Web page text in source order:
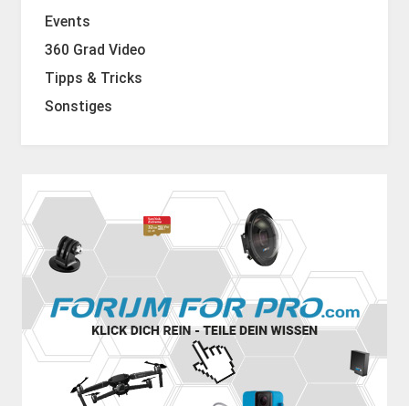
Events
360 Grad Video
Tipps & Tricks
Sonstiges